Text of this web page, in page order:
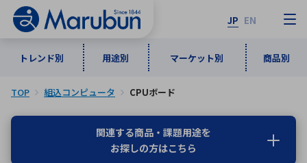
JP EN
トレンド別 用途別 マーケット別 商品別
トレンド別
インダストリアルDXソリューション
用途別
通信・ネットワーク
マーケット別
商品別
メーカ一覧
TOP 組込コンピュータ CPUボード
関連する商品・課題用途を
お探しの方はこちら